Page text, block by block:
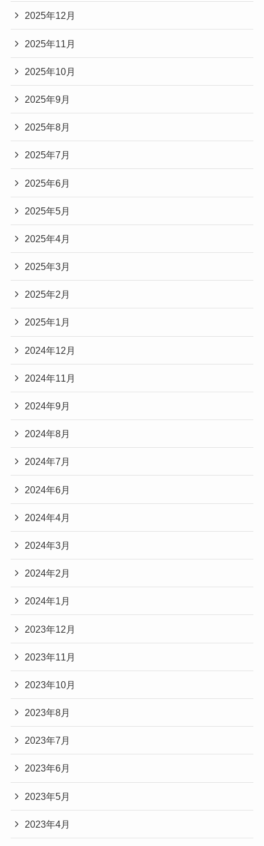
2025年12月
2025年11月
2025年10月
2025年9月
2025年8月
2025年7月
2025年6月
2025年5月
2025年4月
2025年3月
2025年2月
2025年1月
2024年12月
2024年11月
2024年9月
2024年8月
2024年7月
2024年6月
2024年4月
2024年3月
2024年2月
2024年1月
2023年12月
2023年11月
2023年10月
2023年8月
2023年7月
2023年6月
2023年5月
2023年4月